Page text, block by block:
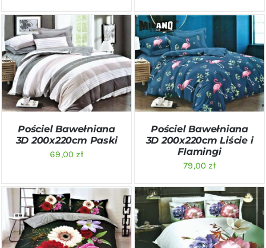
DODAJ DO KOSZYKA
/
SZCZEGÓŁY
Pościel Bawełniana
3D 200x220cm Paski
69,00zł
DODAJ DO KOSZYKA
/
SZCZEGÓŁY
Pościel Bawełniana
3D 200x220cm Liście i
Flamingi
79,00zł
DODAJ DO KOSZYKA
/
SZCZEGÓŁY
DODAJ DO KOSZYKA
/
SZCZEGÓŁY